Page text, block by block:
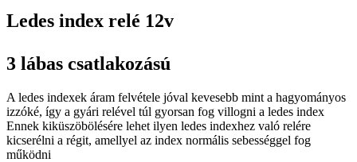
Ledes index relé 12v
3 lábas csatlakozású
A ledes indexek áram felvétele jóval kevesebb mint a hagyományos
izzóké, így a gyári relével túl gyorsan fog villogni a ledes index
Ennek kiküszöbölésére lehet ilyen ledes indexhez való relére
kicserélni a régit, amellyel az index normális sebességgel fog
működni